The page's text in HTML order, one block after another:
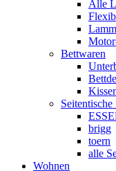
Alle
Bettwaren
brigg
toern
alle
Wohnen